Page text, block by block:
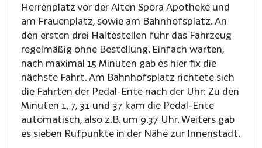
Herrenplatz vor der Alten Spora Apotheke und
am Frauenplatz, sowie am Bahnhofsplatz. An
den ersten drei Haltestellen fuhr das Fahrzeug
regelmäßig ohne Bestellung. Einfach warten,
nach maximal 15 Minuten gab es hier fix die
nächste Fahrt. Am Bahnhofsplatz richtete sich
die Fahrten der Pedal-Ente nach der Uhr: Zu den
Minuten 1, 7, 31 und 37 kam die Pedal-Ente
automatisch, also z.B. um 9.37 Uhr. Weiters gab
es sieben Rufpunkte in der Nähe zur Innenstadt.